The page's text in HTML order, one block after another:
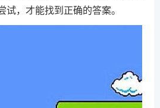
，才能找到正确的答案。